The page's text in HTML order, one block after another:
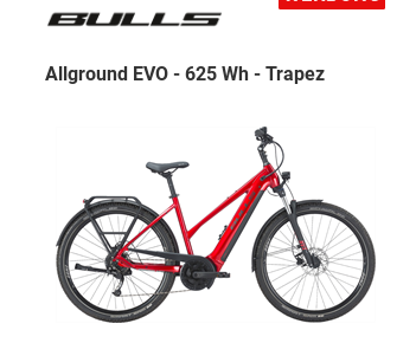
Allground EVO - 625 Wh - Trapez